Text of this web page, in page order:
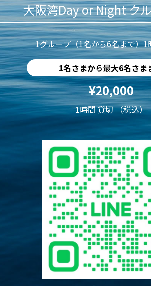
大阪湾Day or Night ク
1グループ（1名から6名まで）1
1名さまから最大6名さま
¥20,000
1時間 貸切 （税込）